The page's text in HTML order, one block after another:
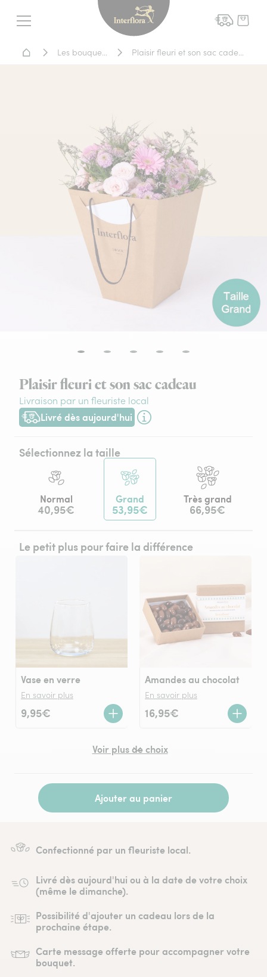
Menu
Interflora - livraison
Accueil - Livraison fleurs
Plaisir fleuri et son sac cadeau
Livraison par un fleuriste local
Livré dès aujourd'hui
Livraison dès aujourd'hui (pour toute commande passée
Sélectionnez la taille
Normal
40,95€
Grand
53,95€
Très grand
66,95€
Le petit plus pour faire la différence
Vase en verre
En savoir plus
9,95€
Amandes au chocolat
En savoir plus
16,95€
Voir plus de choix
Ajouter au panier
Confectionné par un fleuriste local.
Livré dès aujourd'hui ou à la date de votre choix
(même le dimanche).
Possibilité d'ajouter un cadeau lors de la
prochaine étape.
Carte message offerte pour accompagner votre
bouquet.